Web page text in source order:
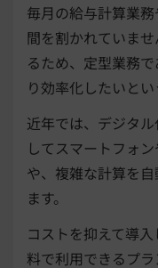
毎月の給与計算業
間を割かれていま
るため、定型業務
り効率化したいとい
近年では、デジタ
してスマートフォ
や、複雑な計算を
ます。
コストを抑えて導
料で利用できるプ